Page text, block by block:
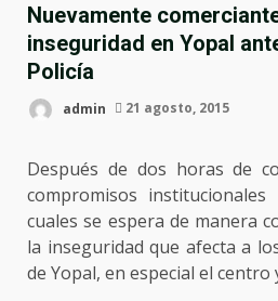
Nuevamente
inseguridad en Yopal
Policía
admin 21 agosto, 2015
Después de dos horas de
compromisos
cuales se espera de manera
la inseguridad que afecta a
de Yopal, en especial el centro